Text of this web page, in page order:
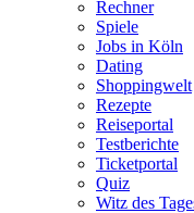
Rechner
Spiele
Jobs in Köln
Dating
Shoppingwelt
Rezepte
Reiseportal
Testberichte
Ticketportal
Quiz
Witz des